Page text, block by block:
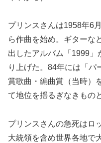
プリンスさんは1958年6
ら作曲を始め。ギターな
出したアルバム「1999」
り上げた。84年には「パ
賞歌曲・編曲賞（当時）
て地位を揺るぎなきもの
プリンスさんの急死はロ
大統領を含め世界各地で